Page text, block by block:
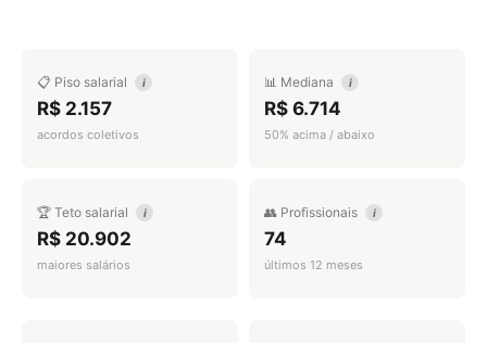
📋 Piso salarial i
R$ 2.157
acordos coletivos
📊 Mediana i
R$ 6.714
50% acima / abaixo
🏆 Teto salarial i
R$ 20.902
maiores salários
👥 Profissionais i
74
últimos 12 meses